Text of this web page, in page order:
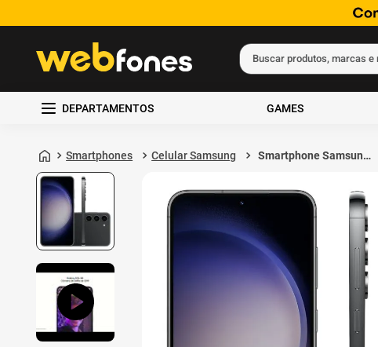
Buscar produtos,
DEPARTAMENTOS GAMES
Smartphones Celular Samsung
Smartphone Samsung
Termos mais buscados
2º
gift card
5º